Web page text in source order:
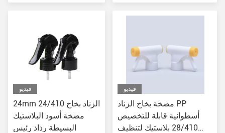
فيديو
24mm 24/410 الزناد بخاخ
مضخة أسود البلاستيك
البسيطة رذاذ رئيس
فيديو
مضخة بخاخ الزناد PP
أسطوانية قابلة للتخصيص
28/410 بلاستيك لتنظيف